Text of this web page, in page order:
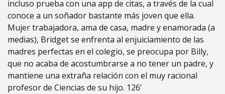
incluso prueba con una app de citas, a través de la cual
conoce a un soñador bastante más joven que ella.
Mujer trabajadora, ama de casa, madre y enamorada (a
medias), Bridget se enfrenta al enjuiciamiento de las
madres perfectas en el colegio, se preocupa por Billy,
que no acaba de acostumbrarse a no tener un padre, y
mantiene una extraña relación con el muy racional
profesor de Ciencias de su hijo. 126’